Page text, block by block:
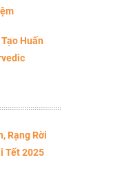
Huấn
Rạng Rời
Tết 2025